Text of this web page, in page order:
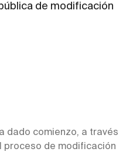
de modificación
dado comienzo, a través
proceso de modificación